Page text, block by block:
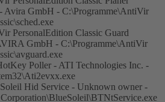
Avira GmbH - C:\Programme\AntiVir
PersonalEdition Classic Guard
GmbH - C:\Programme\AntiVir
Poller - ATI Technologies Inc. -
Hid Service - Unknown owner -